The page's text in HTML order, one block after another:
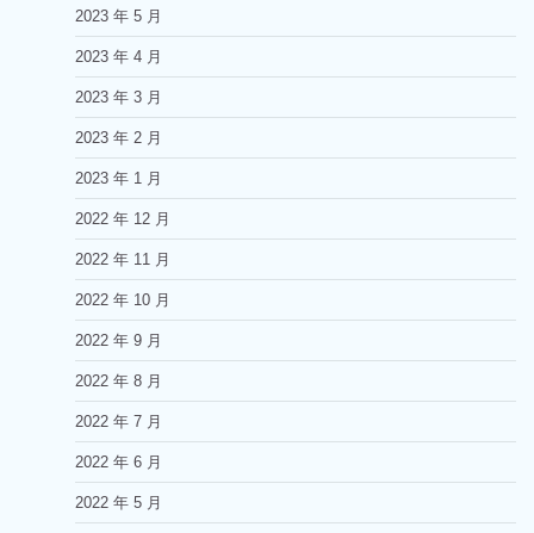
2023 年 5 月
2023 年 4 月
2023 年 3 月
2023 年 2 月
2023 年 1 月
2022 年 12 月
2022 年 11 月
2022 年 10 月
2022 年 9 月
2022 年 8 月
2022 年 7 月
2022 年 6 月
2022 年 5 月